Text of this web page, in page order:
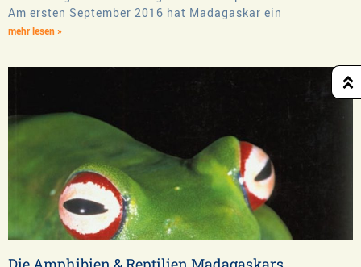
Am ersten September 2016 hat Madagaskar ein
mehr lesen »